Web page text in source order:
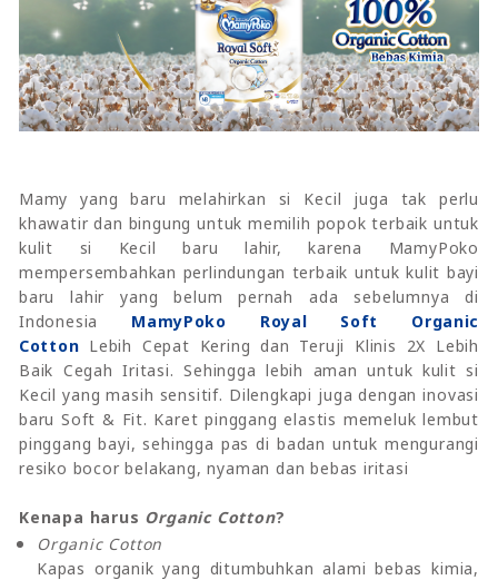
Mamy yang baru melahirkan si Kecil juga tak perlu
khawatir dan bingung untuk memilih popok terbaik untuk
kulit si Kecil baru lahir, karena MamyPoko
mempersembahkan perlindungan terbaik untuk kulit bayi
baru lahir yang belum pernah ada sebelumnya di
Indonesia MamyPoko Royal Soft Organic
Cotton Lebih Cepat Kering dan Teruji Klinis 2X Lebih
Baik Cegah Iritasi. Sehingga lebih aman untuk kulit si
Kecil yang masih sensitif. Dilengkapi juga dengan inovasi
baru Soft & Fit. Karet pinggang elastis memeluk lembut
pinggang bayi, sehingga pas di badan untuk mengurangi
resiko bocor belakang, nyaman dan bebas iritasi
Kenapa harus Organic Cotton?
Organic Cotton
Kapas organik yang ditumbuhkan alami bebas kimia,